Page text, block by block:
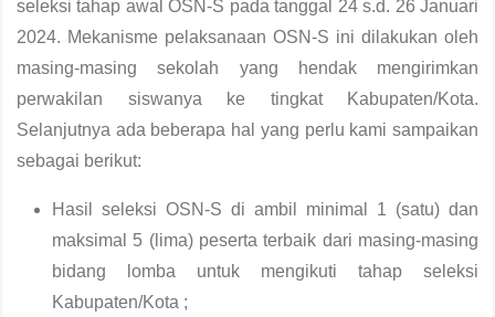
seleksi tahap awal OSN-S pada tanggal 24 s.d. 26 Januari
2024. Mekanisme pelaksanaan OSN-S ini dilakukan oleh
masing-masing sekolah yang hendak mengirimkan
perwakilan siswanya ke tingkat Kabupaten/Kota.
Selanjutnya ada beberapa hal yang perlu kami sampaikan
sebagai berikut:
Hasil seleksi OSN-S di ambil minimal 1 (satu) dan
maksimal 5 (lima) peserta terbaik dari masing-masing
bidang lomba untuk mengikuti tahap seleksi
Kabupaten/Kota ;